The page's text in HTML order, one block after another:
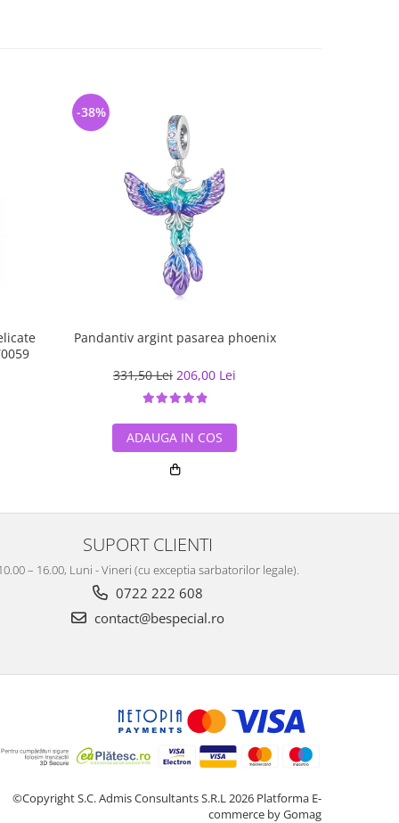
Pandantiv argint pasarea phoenix
331,50 Lei 206,00 Lei
-38%
ADAUGA IN COS
SUPORT CLIENTI
– 16.00, Luni - Vineri (cu exceptia sarbatorilor legale).
0722 222 608
contact@bespecial.ro
©Copyright S.C. Admis Consultants S.R.L 2026 Platforma E-
commerce by Gomag